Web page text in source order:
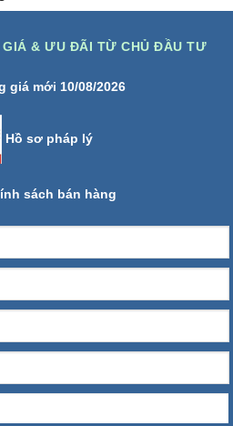
GIÁ & ƯU ĐÃI TỪ CHỦ ĐẦU TƯ
giá mới 10/08/2026
Hồ sơ pháp lý
sách bán hàng